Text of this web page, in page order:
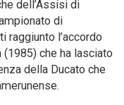
dell’Assisi di
di
raggiunto l’accordo
(1985) che ha lasciato
della Ducato che